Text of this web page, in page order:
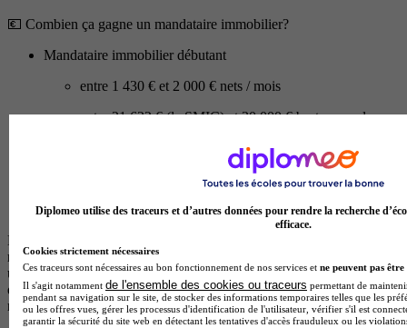
💶 Combien ça gagne un mandataire immobilier?
Mandataire immobilier débutant
entre 1 430 € et 2 000 € nets / mois
entre 21 622 € (le SMIC) et 30 000 € bruts annuels
Mandataire immobilier confirmé (après 2-3 ans)
entre 2 500 € et 3 000 € nets / mois
entre 38 000 € et 45 000 € bruts annuels
Le mandataire immobilier ne touche aucun salaire fixe. Sa
rémunération repose à 100% sur les commissions. Quand tu vends
un bien, l'agence perçoit des honoraires (généralement 5% du prix
de vente). Sur ces honoraires, tu touches entre 50% et 99% selon ton
réseau. Les réseaux les plus généreux reversent 70% à 85%.
Diplomeo utilise des traceurs et d’autres données pour rendre la recherche
efficace.
Cookies strictement nécessaires
Ces traceurs sont nécessaires au bon fonctionnement de nos services et ne peuvent pas être
Il s'agit notamment de l'ensemble des cookies ou traceurs permettant de
pendant sa navigation sur le site, de stocker des informations temporaires telles que les
ou les offres vues, gérer les processus d'identification de l'utilisateur, vérifier s'il est
garantir la sécurité du site web en détectant les tentatives d'accès frauduleux ou les